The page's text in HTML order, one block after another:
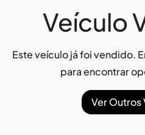
Veículo
Este veículo já foi vendido.
para encontrar
Ver Outros